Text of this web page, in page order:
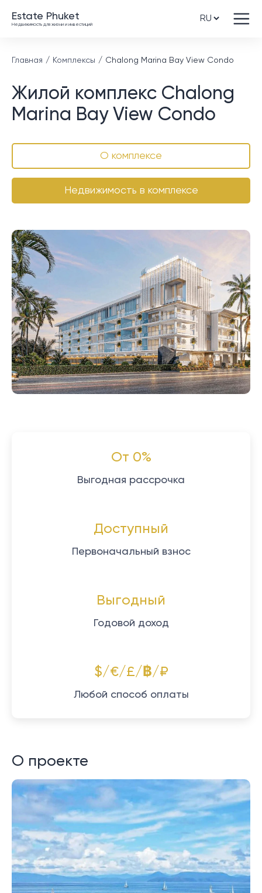
Estate Phuket
Недвижимость для жизни и инвестиций
Главная Комплексы Chalong Marina Bay View Condo
Жилой комплекс Chalong
Marina Bay View Condo
О комплексе
Недвижимость в комплексе
От 0%
Выгодная рассрочка
Доступный
Первоначальный взнос
Выгодный
Годовой доход
$/€/£/฿/₽
Любой способ оплаты
О проекте